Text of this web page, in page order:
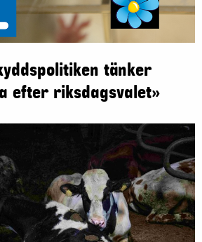
tänker
efter riksdagsvalet»